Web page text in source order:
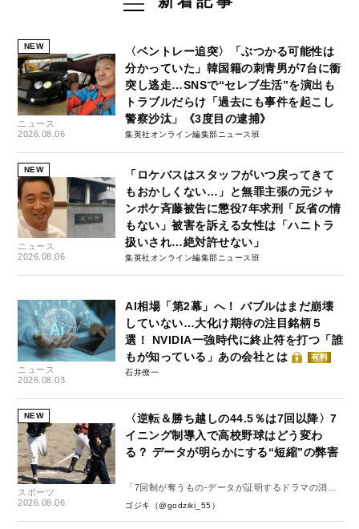
NEW
ニュース
2026.08.06
〈ベントレー追突〉「ぶつかる可能性は
分かっていた」韓国籍の刺青男が7台に衝
突し逃走…SNSで“セレブ生活”を演出も
トラブルだらけ「過去にも事件を起こし
警察沙汰」《3度目の逮捕》
集英社オンライン編集部ニュース班
NEW
ニュース
2026.08.06
「ロケバスはスタッフがいつ戻ってきて
もおかしくない…」と無罪主張の元ジャ
ンポケ斉藤被告に懲役7年求刑「反省の情
もない」被害を訴える女性は「ハニトラ
扱いされ…絶対許せない」
集英社オンライン編集部ニュース班
ニュース
2026.08.03
AI相場「第2幕」へ！ バブルはまだ崩壊
していない…大化け期待の注目銘柄５
選！ NVIDIA一強時代に終止符を打つ「誰
もが知っている」あの会社とは
有料
石井僚一
NEW
スポーツ
2026.08.06
〈逆転＆勝ち越しの44.5％は7回以降〉7
イニング制導入で高校野球はどう変わ
る？ データが明らかにする“短縮”の弊害
「7回制が奪うもの-データが証明するドラマの消
失-」
ゴジキ（@godziki_55）